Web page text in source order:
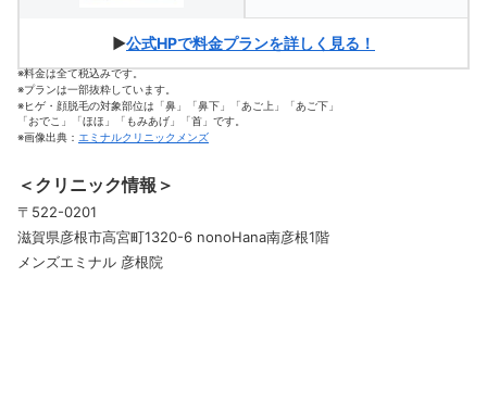
▶公式HPで料金プランを詳しく見る！
※料金は全て税込みです。
※プランは一部抜粋しています。
※ヒゲ・顔脱毛の対象部位は「鼻」「鼻下」「あご上」「あご下」
「おでこ」
「ほほ」「もみあげ」「首」です。
※画像出典： エミナルクリニックメンズ
＜クリニック情報＞
〒522-0201
滋賀県彦根市高宮町1320-6 nonoHana南彦根1階
メンズエミナル 彦根院